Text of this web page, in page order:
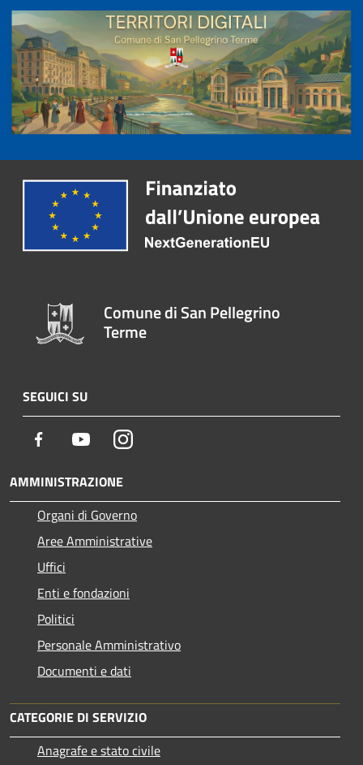
Comune di San Pellegrino
Terme
SEGUICI SU
Facebook YoutubeInstagram
AMMINISTRAZIONE
Organi di Governo
Aree Amministrative
Uffici
Enti e fondazioni
Politici
Personale Amministrativo
Documenti e dati
CATEGORIE DI SERVIZIO
Anagrafe e stato civile